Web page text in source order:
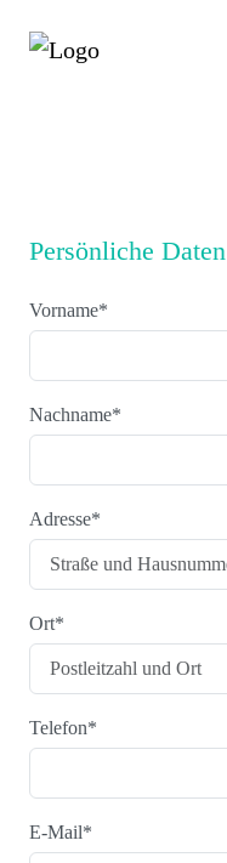
Persönliche Daten
Vorname*
Nachname*
Adresse*
Ort*
Telefon*
E-Mail*